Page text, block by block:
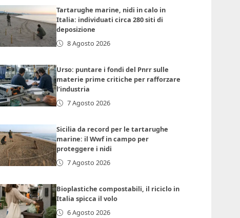
Tartarughe marine, nidi in calo in
Italia: individuati circa 280 siti di
deposizione
8 Agosto 2026
Urso: puntare i fondi del Pnrr sulle
materie prime critiche per rafforzare
l’industria
7 Agosto 2026
Sicilia da record per le tartarughe
marine: il Wwf in campo per
proteggere i nidi
7 Agosto 2026
Bioplastiche compostabili, il riciclo in
Italia spicca il volo
6 Agosto 2026